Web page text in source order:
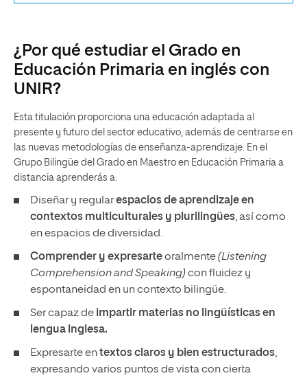
¿Por qué estudiar el Grado en
Educación Primaria en inglés con
UNIR?
Esta titulación proporciona una educación adaptada al
presente y futuro del sector educativo, además de centrarse en
las nuevas metodologías de enseñanza-aprendizaje. En el
Grupo Bilingüe del Grado en Maestro en Educación Primaria a
distancia aprenderás a:
Diseñar y regularespacios de aprendizaje en
contextos multiculturales y plurilingües, así como
en espacios de diversidad.
Comprender y expresarteoralmente(Listening
Comprehension and Speaking)con fluidez y
espontaneidad en un contexto bilingüe.
Ser capaz de impartir materias no lingüísticas en
lengua inglesa.
Expresarte entextos claros y bien estructurados,
expresando varios puntos de vista con cierta